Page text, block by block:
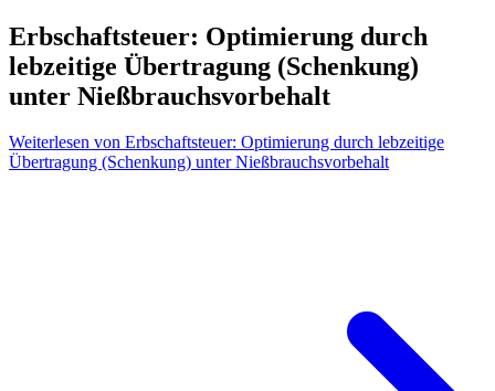
Erbschaftsteuer: Optimierung durch
lebzeitige Übertragung (Schenkung)
unter Nießbrauchsvorbehalt
Weiterlesen von Erbschaftsteuer: Optimierung durch lebzeitige
Übertragung (Schenkung) unter Nießbrauchsvorbehalt